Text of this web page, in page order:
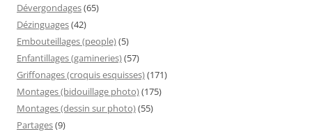
Dévergondages(65)
Dézinguages(42)
Embouteillages (people)(5)
Enfantillages (gamineries)(57)
Griffonages (croquis esquisses)(171)
Montages (bidouillage photo)(175)
Montages (dessin sur photo)(55)
Partages(9)